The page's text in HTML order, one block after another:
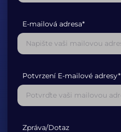
E-mailová adresa*
Potvrzení E-mailové adresy*
Zpráva/Dotaz